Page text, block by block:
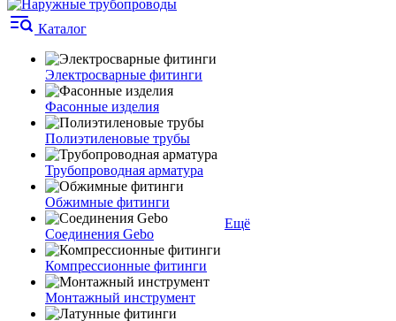
Каталог
Электросварные фитинги
Фасонные изделия
Полиэтиленовые трубы
Трубопроводная арматура
Обжимные фитинги
Соединения Gebo
Компрессионные фитинги
Монтажный инструмент
Ещё